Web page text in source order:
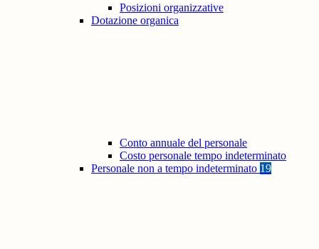
Posizioni organizzative
Dotazione organica
Conto annuale del personale
Costo personale tempo indeterminato
Personale non a tempo indeterminato 19